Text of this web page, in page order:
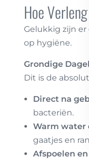
Hoe
Gelukkig zijn
op hygiëne.
Grondige
Dit is de
Direct na
bacteriën.
Warm water
gaatjes en
Afspoelen